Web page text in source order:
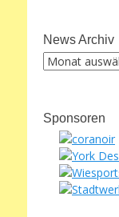
News Archiv
News
Sponsoren